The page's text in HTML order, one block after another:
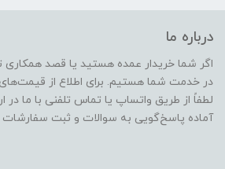
درباره ما
اگر شما خریدار عمده هستید یا قصد همکاری
در خدمت شما هستیم. برای اطلاع از
لطفاً از طریق واتساپ یا تماس تلفنی با ما در
آماده پاسخ‌گویی به سوالات و ثبت